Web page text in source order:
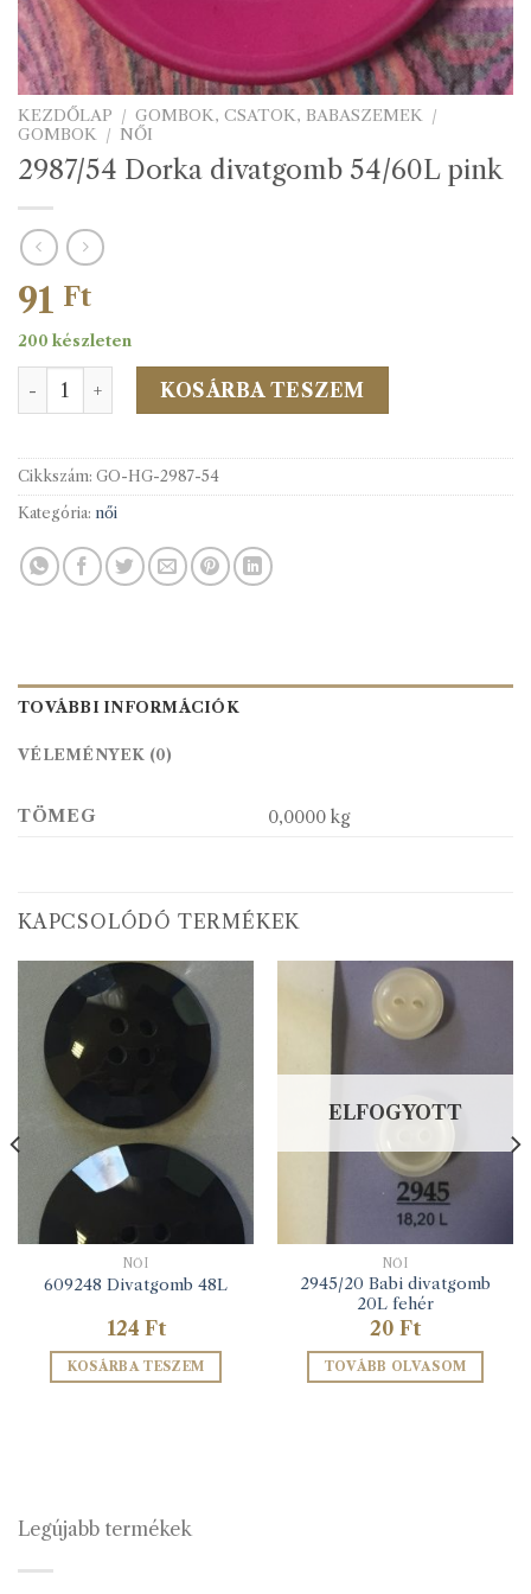
KEZDŐLAP / GOMBOK, CSATOK, BABASZEMEK /
GOMBOK / NŐI
2987/54 Dorka divatgomb 54/60L pink
91 Ft
200 készleten
2987/54 Dorka divatgomb 54/60L pink mennyiség
KOSÁRBA TESZEM
Cikkszám: GO-HG-2987-54
Kategória: női
TOVÁBBI INFORMÁCIÓK
VÉLEMÉNYEK (0)
TÖMEG 0,0000 kg
KAPCSOLÓDÓ TERMÉKEK
NŐI
609248 Divatgomb 48L
124 Ft
KOSÁRBA TESZEM
ELFOGYOTT
NŐI
2945/20 Babi divatgomb
20L fehér
20 Ft
TOVÁBB OLVASOM
Legújabb termékek